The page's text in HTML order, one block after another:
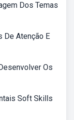
Dos Temas
De Atenção E
Os
Soft Skills